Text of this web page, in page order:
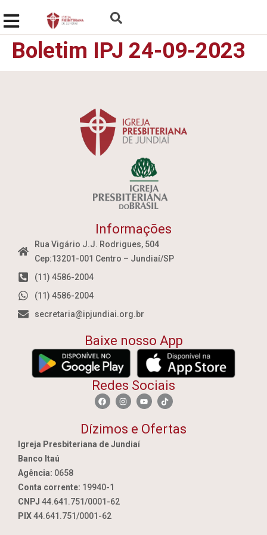
Boletim IPJ 24-09-2023
Informações
Rua Vigário J.J. Rodrigues, 504
Cep:13201-001 Centro – Jundiaí/SP
(11) 4586-2004
(11) 4586-2004
secretaria@ipjundiai.org.br
Baixe nosso App
Redes Sociais
Dízimos e Ofertas
Igreja Presbiteriana de Jundiaí
Banco Itaú
Agência: 0658
Conta corrente: 19940-1
CNPJ 44.641.751/0001-62
PIX44.641.751/0001-62